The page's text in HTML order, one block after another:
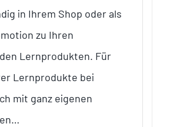
in Ihrem Shop oder als
zu Ihren
Lernprodukten. Für
Lernprodukte bei
mit ganz eigenen